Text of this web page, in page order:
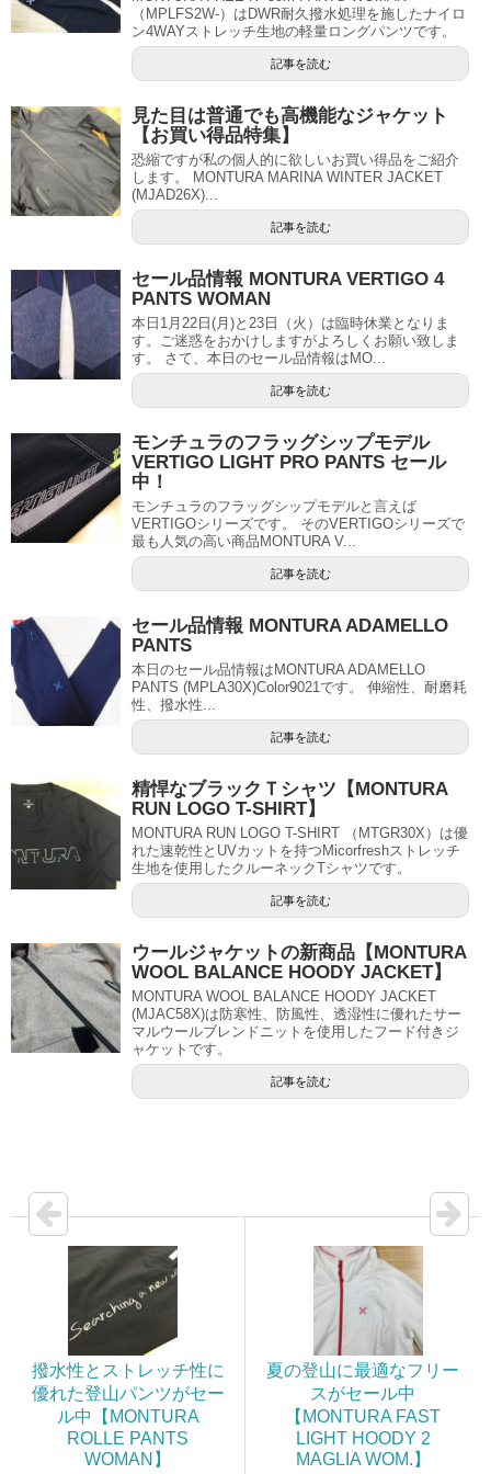
（MPLFS2W-）はDWR耐久撥水処理を施したナイロ
ン4WAYストレッチ生地の軽量ロングパンツです。
記事を読む
見た目は普通でも高機能なジャケット
【お買い得品特集】
恐縮ですが私の個人的に欲しいお買い得品をご紹介
します。 MONTURA MARINA WINTER JACKET
(MJAD26X)...
記事を読む
セール品情報 MONTURA VERTIGO 4
PANTS WOMAN
本日1月22日(月)と23日（火）は臨時休業となりま
す。ご迷惑をおかけしますがよろしくお願い致しま
す。 さて、本日のセール品情報はMO...
記事を読む
モンチュラのフラッグシップモデル
VERTIGO LIGHT PRO PANTS セール
中！
モンチュラのフラッグシップモデルと言えば
VERTIGOシリーズです。 そのVERTIGOシリーズで
最も人気の高い商品MONTURA V...
記事を読む
セール品情報 MONTURA ADAMELLO
PANTS
本日のセール品情報はMONTURA ADAMELLO
PANTS (MPLA30X)Color9021です。 伸縮性、耐磨耗
性、撥水性...
記事を読む
精悍なブラックＴシャツ【MONTURA
RUN LOGO T-SHIRT】
MONTURA RUN LOGO T-SHIRT （MTGR30X）は優
れた速乾性とUVカットを持つMicorfreshストレッチ
生地を使用したクルーネックTシャツです。
記事を読む
ウールジャケットの新商品【MONTURA
WOOL BALANCE HOODY JACKET】
MONTURA WOOL BALANCE HOODY JACKET
(MJAC58X)は防寒性、防風性、透湿性に優れたサー
マルウールブレンドニットを使用したフード付きジ
ャケットです。
記事を読む
撥水性とストレッチ性に
優れた登山パンツがセー
ル中【MONTURA
ROLLE PANTS
WOMAN】
夏の登山に最適なフリー
スがセール中
【MONTURA FAST
LIGHT HOODY 2
MAGLIA WOM.】